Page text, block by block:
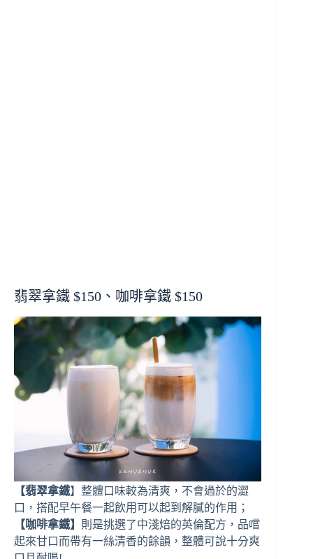
翡翠拿鐵 $150、咖啡拿鐵 $150
【翡翠拿鐵】整體口味較為清爽，不會過於的澀
口，搭配早午餐一起飲用可以起到解膩的作用；
【咖啡拿鐵】 則是挑選了中淺焙的英倫配方，品嚐
起來甘口而帶有一絲清香的餘韻，整體可說十分爽